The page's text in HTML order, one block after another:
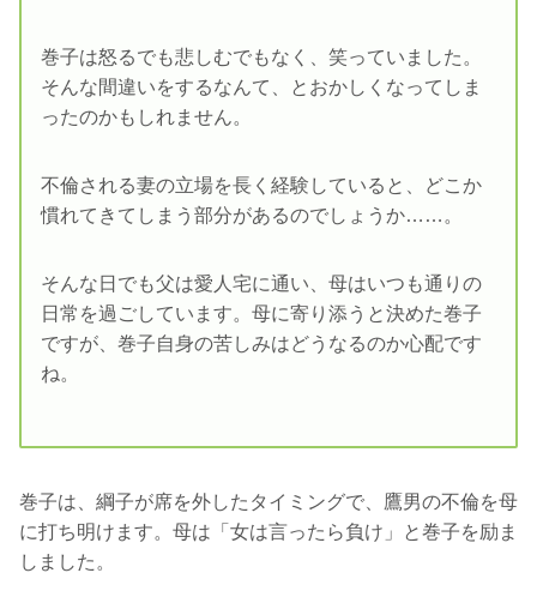
巻子は怒るでも悲しむでもなく、笑っていました。
そんな間違いをするなんて、とおかしくなってしま
ったのかもしれません。
不倫される妻の立場を長く経験していると、どこか
慣れてきてしまう部分があるのでしょうか……。
そんな日でも父は愛人宅に通い、母はいつも通りの
日常を過ごしています。母に寄り添うと決めた巻子
ですが、巻子自身の苦しみはどうなるのか心配です
ね。
巻子は、綱子が席を外したタイミングで、鷹男の不倫を母
に打ち明けます。母は「女は言ったら負け」と巻子を励ま
しました。